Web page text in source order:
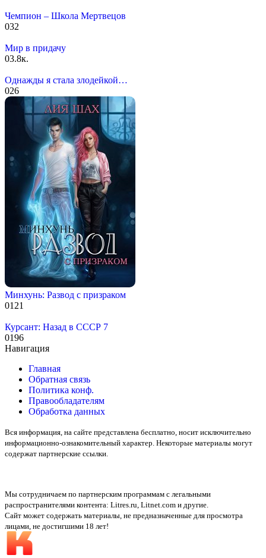
Чемпион – Школа Мертвецов
032
Мир в придачу
03.8к.
Однажды я стала злодейкой…
026
Минхунь: Развод с призраком
0121
Курсант: Назад в СССР 7
0196
Навигация
Главная
Обратная связь
Политика конф.
Правообладателям
Обработка данных
Вся информация, на сайте представлена бесплатно, носит исключительно
информационно-ознакомительный характер. Некоторые материалы могут
содержат партнерские ссылки.
Мы сотрудничаем по партнерским программам с легальными
распространителями контента: Litres.ru, Litnet.com и другие.
Сайт может содержать материалы, не предназначенные для просмотра
лицами, не достигшими 18 лет!